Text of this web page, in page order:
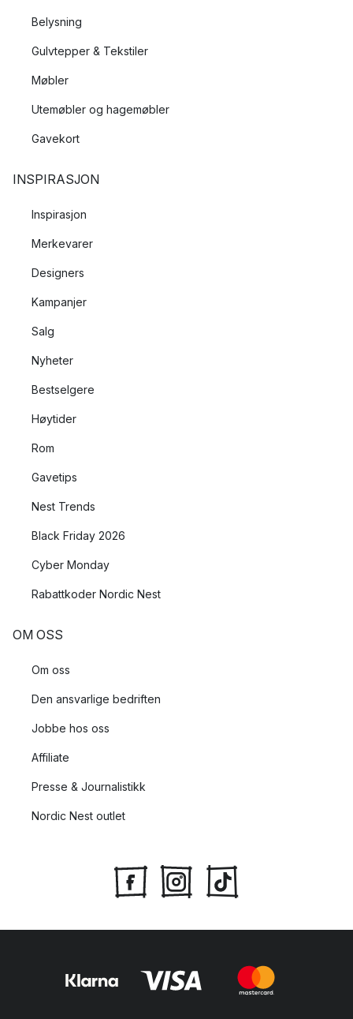
Belysning
Gulvtepper & Tekstiler
Møbler
Utemøbler og hagemøbler
Gavekort
INSPIRASJON
Inspirasjon
Merkevarer
Designers
Kampanjer
Salg
Nyheter
Bestselgere
Høytider
Rom
Gavetips
Nest Trends
Black Friday 2026
Cyber Monday
Rabattkoder Nordic Nest
OM OSS
Om oss
Den ansvarlige bedriften
Jobbe hos oss
Affiliate
Presse & Journalistikk
Nordic Nest outlet